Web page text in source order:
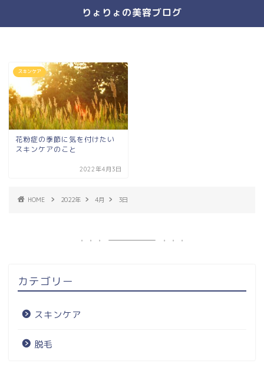
りょりょの美容ブログ
スキンケア
花粉症の季節に気を付けたい
スキンケアのこと
2022年4月3日
HOME 2022年 4月 3日
カテゴリー
スキンケア
脱毛